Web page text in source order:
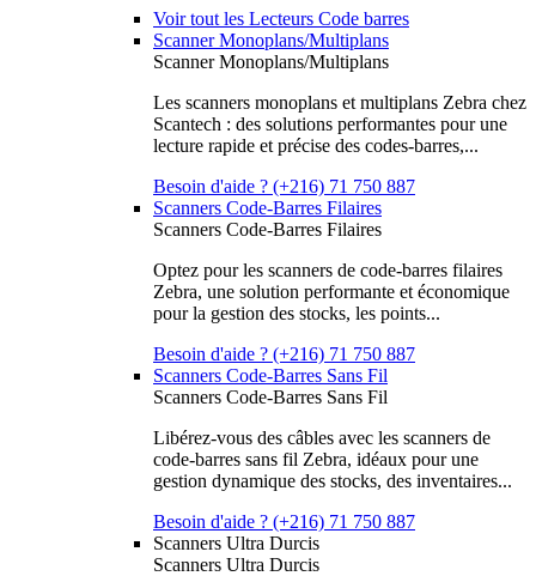
Voir tout les Lecteurs Code barres
Scanner Monoplans/Multiplans
Scanner Monoplans/Multiplans
Les scanners monoplans et multiplans Zebra chez
Scantech : des solutions performantes pour une
lecture rapide et précise des codes-barres,...
Besoin d'aide ? (+216) 71 750 887
Scanners Code-Barres Filaires
Scanners Code-Barres Filaires
Optez pour les scanners de code-barres filaires
Zebra, une solution performante et économique
pour la gestion des stocks, les points...
Besoin d'aide ? (+216) 71 750 887
Scanners Code-Barres Sans Fil
Scanners Code-Barres Sans Fil
Libérez-vous des câbles avec les scanners de
code-barres sans fil Zebra, idéaux pour une
gestion dynamique des stocks, des inventaires...
Besoin d'aide ? (+216) 71 750 887
Scanners Ultra Durcis
Scanners Ultra Durcis